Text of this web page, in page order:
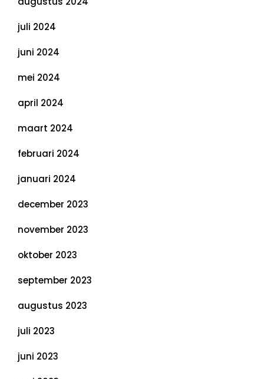
juli 2024
juni 2024
mei 2024
april 2024
maart 2024
februari 2024
januari 2024
december 2023
november 2023
oktober 2023
september 2023
augustus 2023
juli 2023
juni 2023